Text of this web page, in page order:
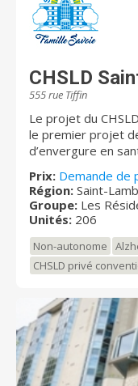
CHSLD
555 rue Tiffin
Le projet du
le premier projet
d’envergure en
permet
possible en
Québec. La famille Savoie est fière de s’être impliquée
en plus de
permet au
considérables au
études
permet au
100 millions, sur une
octobre 2010, le
ses résidents de
et ses espaces
Prix: Demande de
Région: Saint-
Groupe: Les
Unités: 206
Non-autonome
CHSLD privé